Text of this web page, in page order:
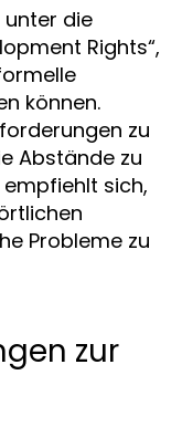
unter die
Rights“,
können.
zu
Abstände zu
sich,
Probleme zu
zur